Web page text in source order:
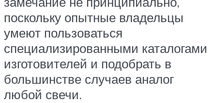
поскольку опытные владельцы
умеют пользоваться
специализированными каталогами
изготовителей и подобрать в
большинстве случаев аналог
любой свечи.